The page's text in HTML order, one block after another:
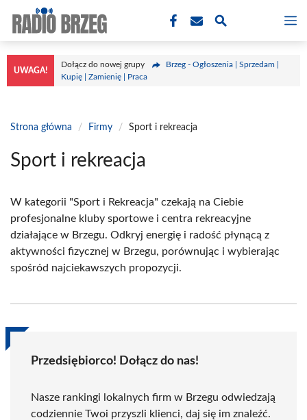
treści
UWAGA!
Dołącz do nowej grupy
Brzeg - Ogłoszenia | Sprzedam |
Kupię | Zamienię | Praca
Strona główna / Firmy / Sport i rekreacja
Sport i rekreacja
W kategorii "Sport i Rekreacja" czekają na Ciebie
profesjonalne kluby sportowe i centra rekreacyjne
działające w Brzegu. Odkryj energię i radość płynącą z
aktywności fizycznej w Brzegu, porównując i wybierając
spośród najciekawszych propozycji.
Przedsiębiorco! Dołącz do nas!
Nasze rankingi lokalnych firm w Brzegu odwiedzają
codziennie Twoi przyszli klienci, daj się im znaleźć.